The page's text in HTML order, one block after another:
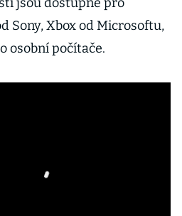
Sony, Xbox od Microsoftu,
osobní počítače.